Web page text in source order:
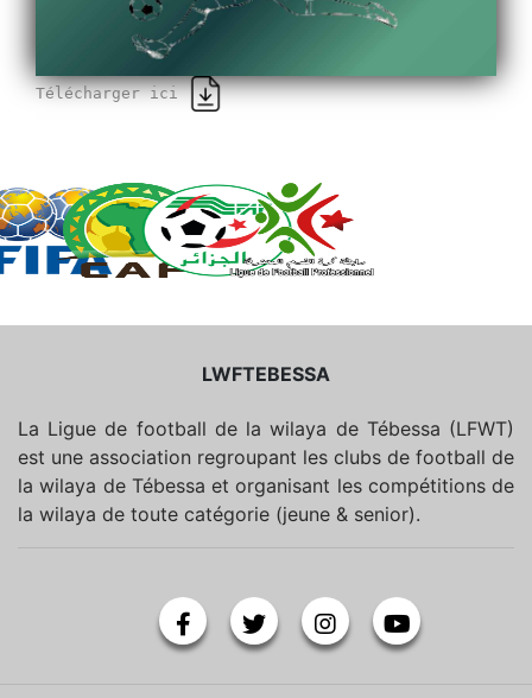
Télécharger ici
LWFTEBESSA
La Ligue de football de la wilaya de Tébessa (LFWT)
est une association regroupant les clubs de football de
la wilaya de Tébessa et organisant les compétitions de
la wilaya de toute catégorie (jeune & senior).